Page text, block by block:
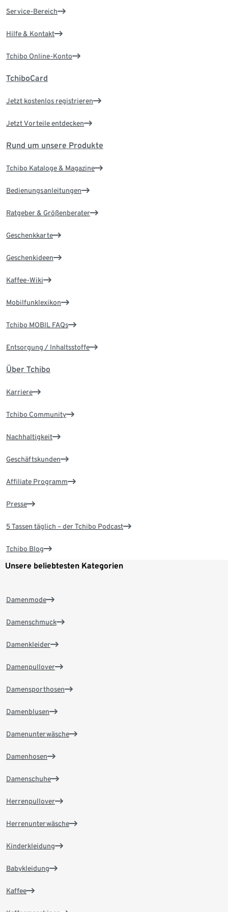
Service-Bereich
Hilfe & Kontakt
Tchibo Online-Konto
TchiboCard
Jetzt kostenlos registrieren
Jetzt Vorteile entdecken
Rund um unsere Produkte
Tchibo Kataloge & Magazine
Bedienungsanleitungen
Ratgeber & Größenberater
Geschenkkarte
Geschenkideen
Kaffee-Wiki
Mobilfunklexikon
Tchibo MOBIL FAQs
Entsorgung / Inhaltsstoffe
Über Tchibo
Karriere
Tchibo Community
Nachhaltigkeit
Geschäftskunden
Affiliate Programm
Presse
5 Tassen täglich – der Tchibo Podcast
Tchibo Blog
Unsere beliebtesten Kategorien
Damenmode
Damenschmuck
Damenkleider
Damenpullover
Damensporthosen
Damenblusen
Damenunterwäsche
Damenhosen
Damenschuhe
Herrenpullover
Herrenunterwäsche
Kinderkleidung
Babykleidung
Kaffee